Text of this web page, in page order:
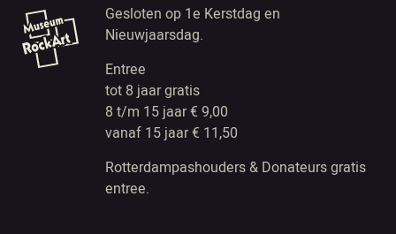
Gesloten op 1e Kerstdag en
Nieuwjaarsdag.
Entree
tot 8 jaar gratis
8 t/m 15 jaar € 9,00
vanaf 15 jaar € 11,50
Rotterdampashouders & Donateurs gratis
entree.